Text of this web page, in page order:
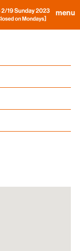
menu